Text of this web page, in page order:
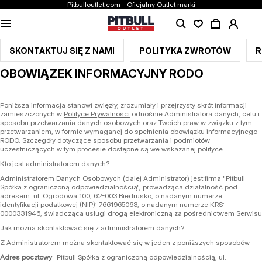
Pitbulloutlet.com - Oficjalny Outlet marki
SKONTAKTUJ SIĘ Z NAMI POLITYKA ZWROTÓW
OBOWIĄZEK INFORMACYJNY RODO
Poniższa informacja stanowi zwięzły, zrozumiały i przejrzysty skrót informacji
zamieszczonych w Polityce Prywatności odnośnie Administratora danych, celu i
sposobu przetwarzania danych osobowych oraz Twoich praw w związku z tym
przetwarzaniem, w formie wymaganej do spełnienia obowiązku informacyjnego
RODO. Szczegóły dotyczące sposobu przetwarzania i podmiotów
uczestniczących w tym procesie dostępne są we wskazanej polityce.
Kto jest administratorem danych?
Administratorem Danych Osobowych (dalej Administrator) jest firma "Pitbull
Spółka z ograniczoną odpowiedzialnością", prowadząca działalność pod
adresem: ul. Ogrodowa 100, 62-003 Biedrusko, o nadanym numerze
identyfikacji podatkowej (NIP): 7661965063, o nadanym numerze KRS:
0000331946, świadcząca usługi drogą elektroniczną za pośrednictwem Serwisu
Jak można skontaktować się z administratorem danych?
Z Administratorem można skontaktować się w jeden z poniższych sposobów
Adres pocztowy-Pitbull Spółka z ograniczoną odpowiedzialnością, ul.